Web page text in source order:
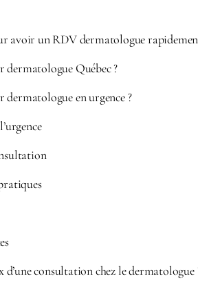
avoir un RDV dermatologue
dermatologue Québec ?
en urgence ?
d’une consultation chez le dermatologue